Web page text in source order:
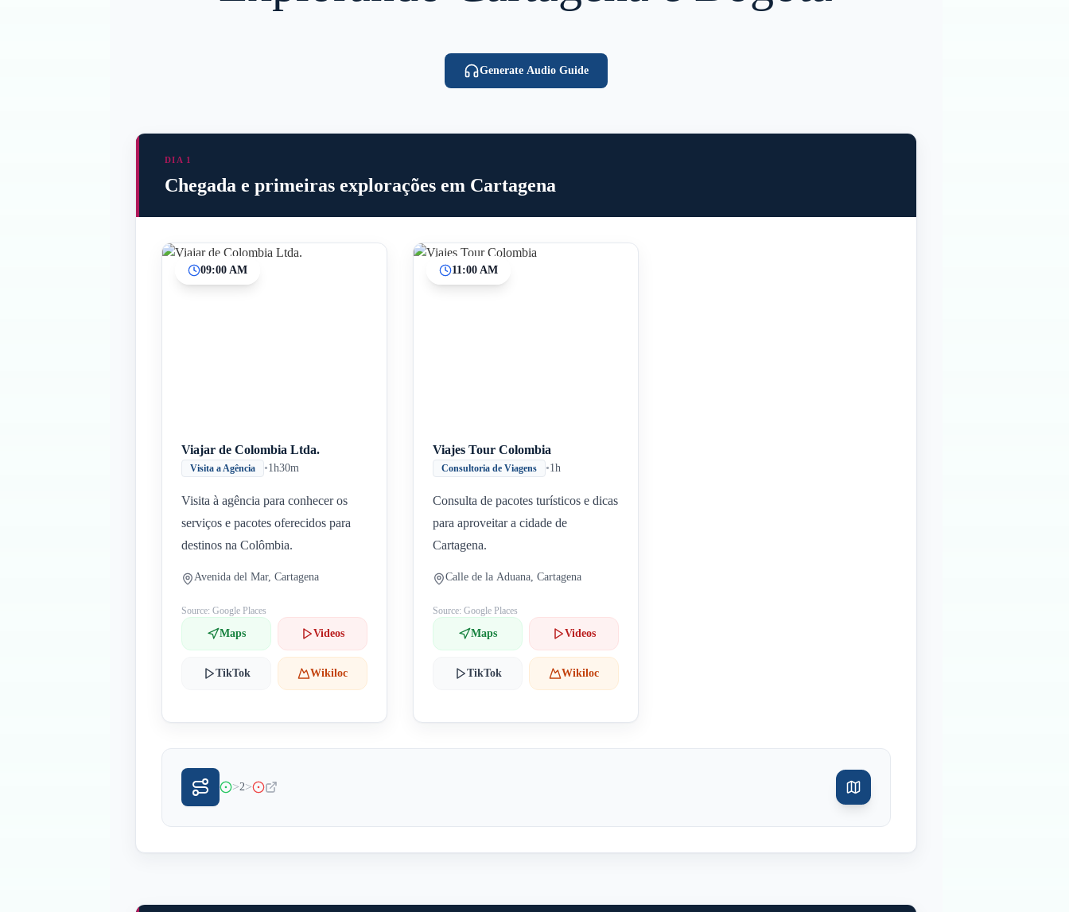
Generate Audio Guide
DIA 1
Chegada e primeiras explorações em Cartagena
09:00 AM
Viajar de Colombia Ltda.
Visita a Agência •1h30m
Visita à agência para conhecer os
serviços e pacotes oferecidos para
destinos na Colômbia.
Avenida del Mar, Cartagena
Source: Google Places
Maps Videos
TikTok Wikiloc
11:00 AM
Viajes Tour Colombia
Consultoria de Viagens •1h
Consulta de pacotes turísticos e dicas
para aproveitar a cidade de
Cartagena.
Calle de la Aduana, Cartagena
Source: Google Places
Maps Videos
TikTok Wikiloc
>2>